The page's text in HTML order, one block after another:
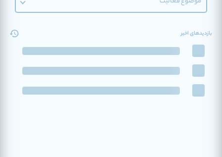
بازدیدهای اخیر